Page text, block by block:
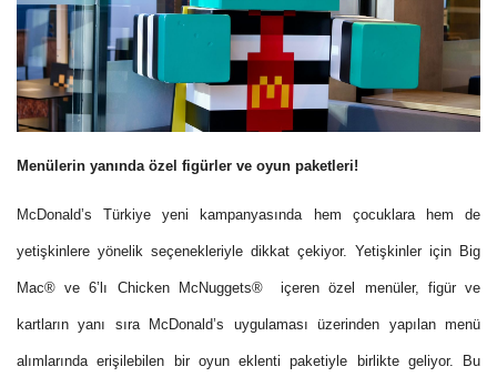
Menülerin yanında özel figürler ve oyun paketleri!
McDonald’s Türkiye yeni kampanyasında hem çocuklara hem de
yetişkinlere yönelik seçenekleriyle dikkat çekiyor. Yetişkinler için Big
Mac® ve 6’lı Chicken McNuggets® içeren özel menüler, figür ve
kartların yanı sıra McDonald’s uygulaması üzerinden yapılan menü
alımlarında erişilebilen bir oyun eklenti paketiyle birlikte geliyor. Bu